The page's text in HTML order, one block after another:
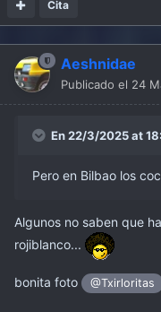
Cita
Aeshnidae
Publicado el 24
En 22/3/2025 at
Pero en Bilbao los
Algunos no saben que
rojiblanco...
bonita foto @Txirloritas